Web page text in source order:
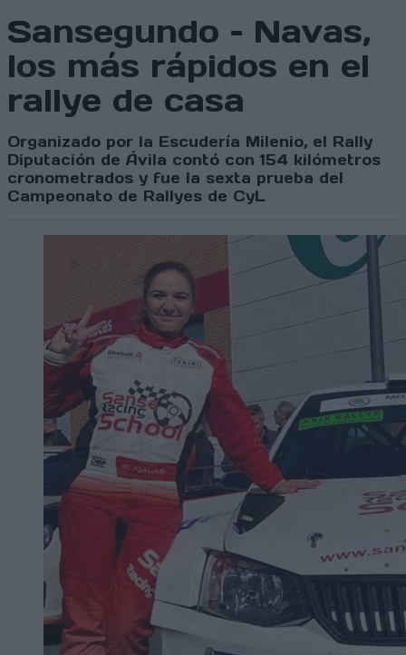
Sansegundo – Navas,
los más rápidos en el
rallye de casa
Organizado por la Escudería Milenio, el Rally
Diputación de Ávila contó con 154 kilómetros
cronometrados y fue la sexta prueba del
Campeonato de Rallyes de CyL